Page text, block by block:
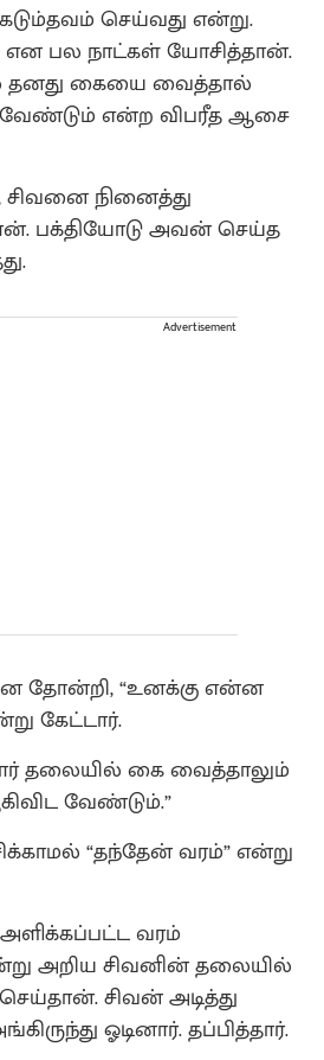
செய்வது என்று.
பல நாட்கள் யோசித்தான்.
தனது கையை வைத்தால்
என்ற விபரீத ஆசை
நினைத்து
பக்தியோடு அவன் செய்த
Advertisement
தோன்றி, “உனக்கு என்ன
கேட்டார்.
தலையில் கை வைத்தாலும்
வேண்டும்.”
“தந்தேன் வரம்” என்று
வரம்
அறிய சிவனின் தலையில்
சிவன் அடித்து
ஓடினார். தப்பித்தார்.